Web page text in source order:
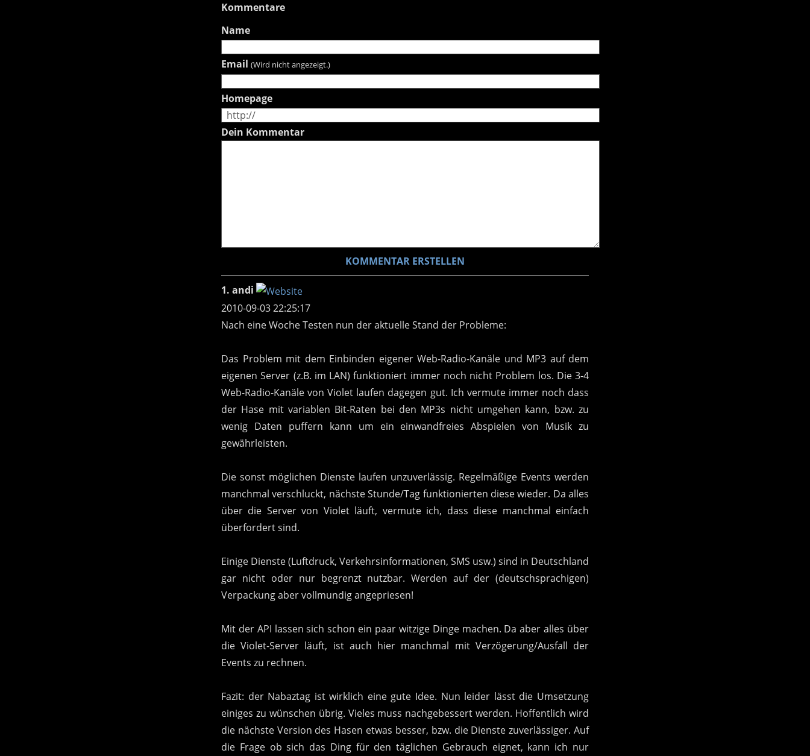
Kommentare
Name
Email (Wird nicht angezeigt.)
Homepage
Dein Kommentar
1. andi
2010-09-03 22:25:17
Nach eine Woche Testen nun der aktuelle Stand der Probleme:
Das Problem mit dem Einbinden eigener Web-Radio-Kanäle und MP3 auf dem
eigenen Server (z.B. im LAN) funktioniert immer noch nicht Problem los. Die 3-4
Web-Radio-Kanäle von Violet laufen dagegen gut. Ich vermute immer noch dass
der Hase mit variablen Bit-Raten bei den MP3s nicht umgehen kann, bzw. zu
wenig Daten puffern kann um ein einwandfreies Abspielen von Musik zu
gewährleisten.
Die sonst möglichen Dienste laufen unzuverlässig. Regelmäßige Events werden
manchmal verschluckt, nächste Stunde/Tag funktionierten diese wieder. Da alles
über die Server von Violet läuft, vermute ich, dass diese manchmal einfach
überfordert sind.
Einige Dienste (Luftdruck, Verkehrsinformationen, SMS usw.) sind in Deutschland
gar nicht oder nur begrenzt nutzbar. Werden auf der (deutschsprachigen)
Verpackung aber vollmundig angepriesen!
Mit der API lassen sich schon ein paar witzige Dinge machen. Da aber alles über
die Violet-Server läuft, ist auch hier manchmal mit Verzögerung/Ausfall der
Events zu rechnen.
Fazit: der Nabaztag ist wirklich eine gute Idee. Nun leider lässt die Umsetzung
einiges zu wünschen übrig. Vieles muss nachgebessert werden. Hoffentlich wird
die nächste Version des Hasen etwas besser, bzw. die Dienste zuverlässiger. Auf
die Frage ob sich das Ding für den täglichen Gebrauch eignet, kann ich nur